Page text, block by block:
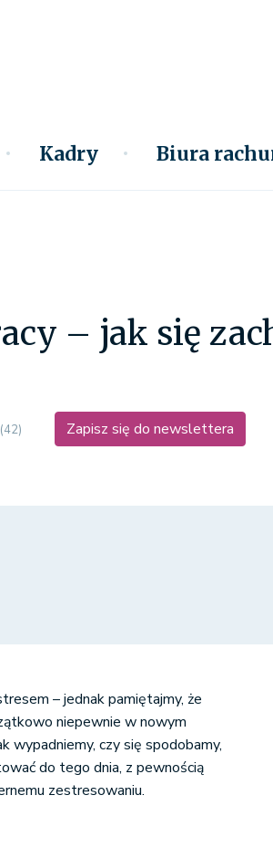
Kadry Biura
– jak się
(42) Zapisz się do newslettera
– jednak pamiętajmy, że
niepewnie w nowym
wypadniemy, czy się spodobamy,
do tego dnia, z pewnością
zestresowaniu.